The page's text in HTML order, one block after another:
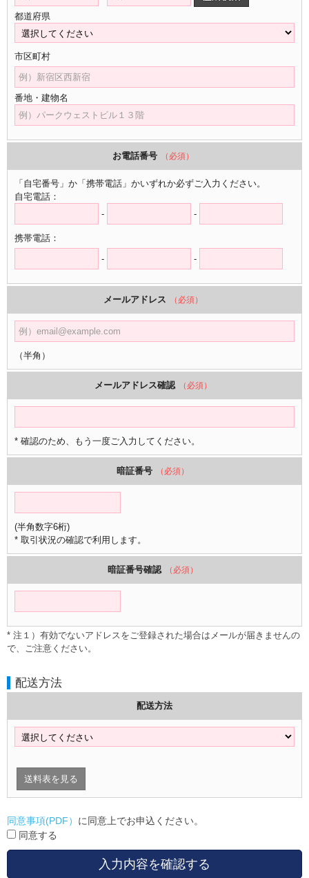
都道府県
市区町村
番地・建物名
お電話番号 （必須）
「自宅番号」か「携帯電話」かいずれか必ずご入力ください。
自宅電話：
-
-
携帯電話：
-
-
メールアドレス （必須）
（半角）
メールアドレス確認 （必須）
* 確認のため、もう一度ご入力してください。
暗証番号 （必須）
(半角数字6桁)
* 取引状況の確認で利用します。
暗証番号確認 （必須）
* 注１）有効でないアドレスをご登録された場合はメールが届きませんの
で、ご注意ください。
配送方法
配送方法
送料表を見る
同意事項(PDF） に同意上でお申込ください。
同意する
入力内容を確認する